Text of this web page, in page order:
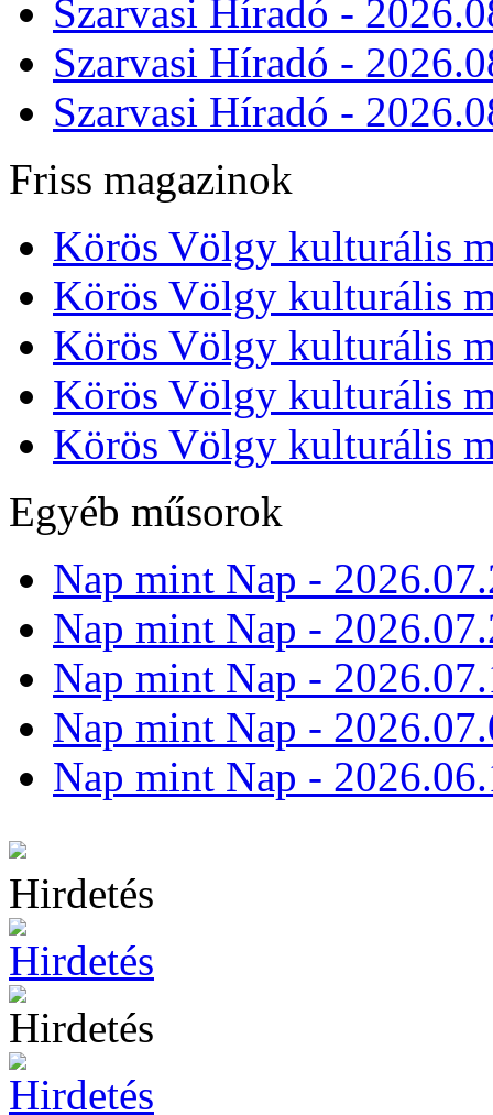
Szarvasi Híradó -
Szarvasi Híradó -
Szarvasi Híradó -
Friss magazinok
Körös Völgy kulturális
Körös Völgy kulturális
Körös Völgy kulturális
Körös Völgy kulturális
Körös Völgy kulturális
Egyéb műsorok
Nap mint Nap -
Nap mint Nap -
Nap mint Nap -
Nap mint Nap -
Nap mint Nap -
Hirdetés